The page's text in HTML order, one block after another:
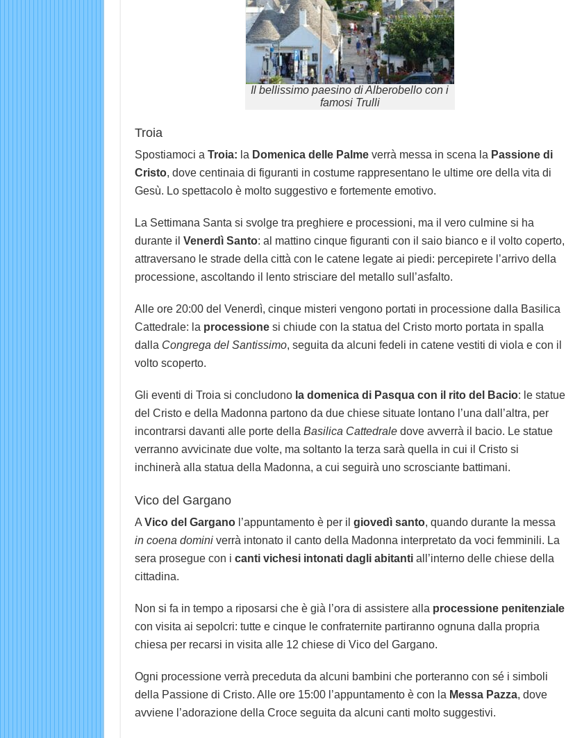
Il bellissimo paesino di Alberobello con i
famosi Trulli
Troia
Spostiamoci a Troia: la Domenica delle Palmeverrà messa in scena la Passione di
Cristo, dove centinaia di figuranti in costume rappresentano le ultime ore della vita di
Gesù. Lo spettacolo è molto suggestivo e fortemente emotivo.
La Settimana Santa si svolge tra preghiere e processioni, ma il vero culmine si ha
durante il Venerdì Santo: al mattino cinque figuranti con il saio bianco e il volto coperto,
attraversano le strade della città con le catene legate ai piedi: percepirete l’arrivo della
processione, ascoltando il lento strisciare del metallo sull’asfalto.
Alle ore 20:00 del Venerdì, cinque misteri vengono portati in processione dalla Basilica
Cattedrale: la processionesi chiude con la statua del Cristo morto portata in spalla
dalla Congrega del Santissimo, seguita da alcuni fedeli in catene vestiti di viola e con il
volto scoperto.
Gli eventi di Troia si concludono la domenica di Pasqua con il rito del Bacio: le statue
del Cristo e della Madonna partono da due chiese situate lontano l’una dall’altra, per
incontrarsi davanti alle porte della Basilica Cattedraledove avverrà il bacio. Le statue
verranno avvicinate due volte, ma soltanto la terza sarà quella in cui il Cristo si
inchinerà alla statua della Madonna, a cui seguirà uno scrosciante battimani.
Vico del Gargano
A Vico del Garganol’appuntamento è per il giovedì santo, quando durante la messa
in coena dominiverrà intonato il canto della Madonna interpretato da voci femminili. La
sera prosegue con i canti vichesi intonati dagli abitantiall’interno delle chiese della
cittadina.
Non si fa in tempo a riposarsi che è già l’ora di assistere alla processione penitenziale
con visita ai sepolcri: tutte e cinque le confraternite partiranno ognuna dalla propria
chiesa per recarsi in visita alle 12 chiese di Vico del Gargano.
Ogni processione verrà preceduta da alcuni bambini che porteranno con sé i simboli
della Passione di Cristo. Alle ore 15:00 l’appuntamento è con la Messa Pazza, dove
avviene l’adorazione della Croce seguita da alcuni canti molto suggestivi.